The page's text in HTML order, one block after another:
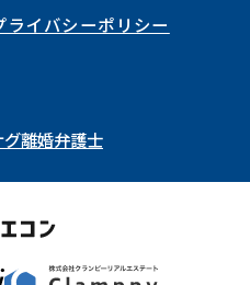
宮城県
神奈川県
群馬県
山梨県
京都府
和歌山県
富山県
岡山県
底地
ライバシーポリシー
グ離婚弁護士